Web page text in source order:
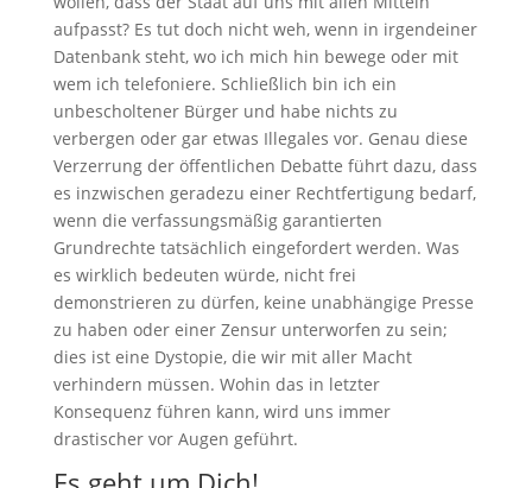
aufpasst? Es tut doch nicht weh, wenn in irgendeiner
Datenbank steht, wo ich mich hin bewege oder mit
wem ich telefoniere. Schließlich bin ich ein
unbescholtener Bürger und habe nichts zu
verbergen oder gar etwas Illegales vor. Genau diese
Verzerrung der öffentlichen Debatte führt dazu, dass
es inzwischen geradezu einer Rechtfertigung bedarf,
wenn die verfassungsmäßig garantierten
Grundrechte tatsächlich eingefordert werden. Was
es wirklich bedeuten würde, nicht frei
demonstrieren zu dürfen, keine unabhängige Presse
zu haben oder einer Zensur unterworfen zu sein;
dies ist eine Dystopie, die wir mit aller Macht
verhindern müssen. Wohin das in letzter
Konsequenz führen kann, wird uns immer
drastischer vor Augen geführt.